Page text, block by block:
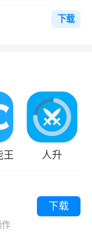
下载
王 人升
下载